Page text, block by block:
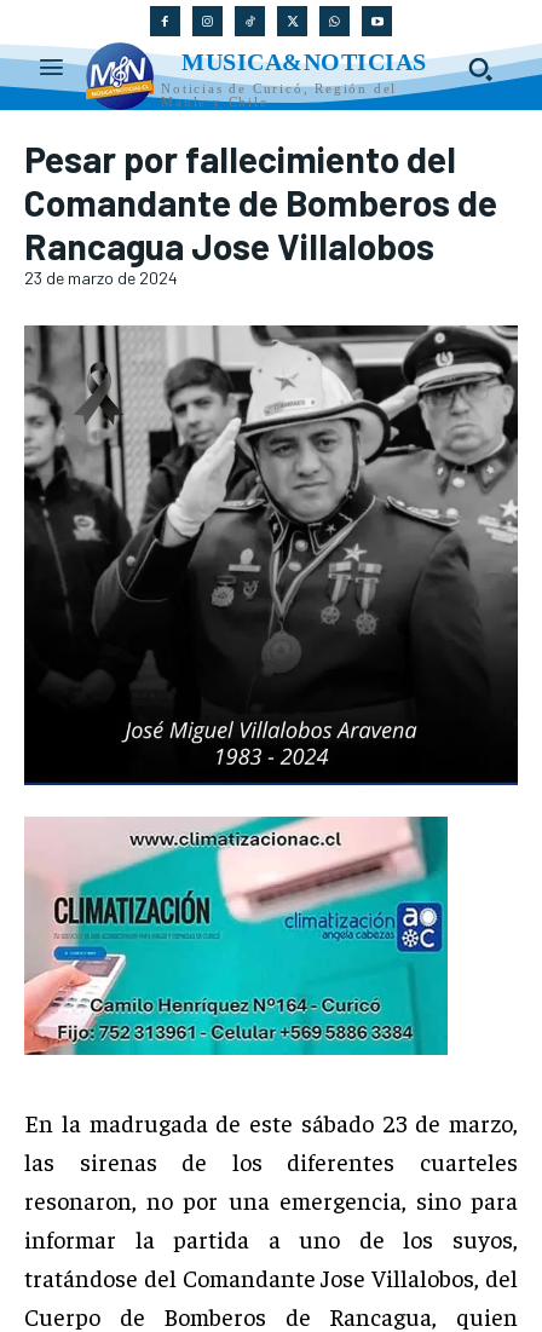
MUSICA&NOTICIAS
Noticias de Curicó, Región del
Maule y Chile
Pesar por fallecimiento del
Comandante de Bomberos de
Rancagua Jose Villalobos
23 de marzo de 2024
En la madrugada de este sábado 23 de marzo,
las sirenas de los diferentes cuarteles
resonaron, no por una emergencia, sino para
informar la partida a uno de los suyos,
tratándose del Comandante Jose Villalobos, del
Cuerpo de Bomberos de Rancagua, quien